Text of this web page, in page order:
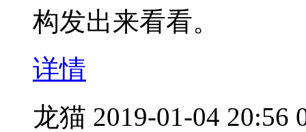
构发出来看看。
详情
龙猫 2019-01-04 20:56